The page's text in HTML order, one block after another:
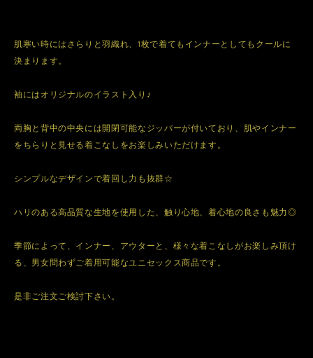
肌寒い時にはさらりと羽織れ、1枚で着てもインナーとしてもクールに
決まります。
袖にはオリジナルのイラスト入り♪
両胸と背中の中央には開閉可能なジッパーが付いており、肌やインナー
をちらりと見せる着こなしをお楽しみいただけます。
シンプルなデザインで着回し力も抜群☆
ハリのある高品質な生地を使用した、触り心地、着心地の良さも魅力◎
季節によって、インナー、アウターと、様々な着こなしがお楽しみ頂け
る、男女問わずご着用可能なユニセックス商品です。
是非ご注文ご検討下さい。